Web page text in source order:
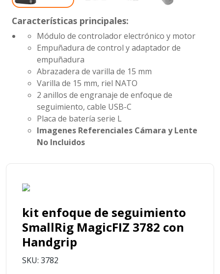
Características principales:
Módulo de controlador electrónico y motor
Empuñadura de control y adaptador de
empuñadura
Abrazadera de varilla de 15 mm
Varilla de 15 mm, riel NATO
2 anillos de engranaje de enfoque de
seguimiento, cable USB-C
Placa de batería serie L
Imagenes Referenciales Cámara y Lente
No Incluidos
kit enfoque de seguimiento
SmallRig MagicFIZ 3782 con
Handgrip
SKU: 3782